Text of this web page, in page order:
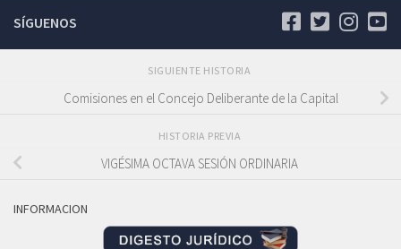
SÍGUENOS
SIGUIENTE HISTORIA
Comisiones en el Concejo Deliberante de la Capital
HISTORIA PREVIA
VIGÉSIMA OCTAVA SESIÓN ORDINARIA
INFORMACION